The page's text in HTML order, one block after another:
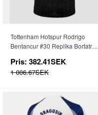
Tottenham Hotspur Rodrigo
Bentancur #30 Replika Bortatröja
Pris: 382.41SEK
1 006.67SEK